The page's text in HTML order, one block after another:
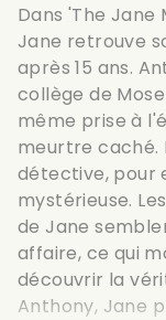
Dans 'The Jane
Jane retrouve
après 15 ans.
collège de
même prise à
meurtre caché.
détective, pour
mystérieuse.
de Jane
affaire, ce qui
découvrir la
Anthony, Jane